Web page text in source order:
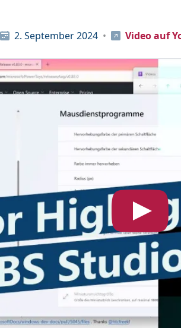
2. September 2024 Video auf